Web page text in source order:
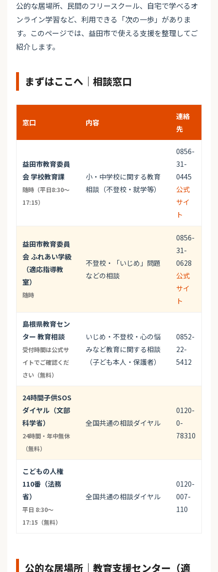
公的な居場所、民間のフリースクール、自宅で学べるオ
ンライン学習など、利用できる「次の一歩」がありま
す。このページでは、益田市で使える支援を整理してご
紹介します。
まずはここへ｜相談窓口
窓口 内容
連絡
先
益田市教育委員
会 学校教育課
随時（平日8:30〜
17:15）
小・中学校に関する教育
相談（不登校・就学等）
0856-
31-
0445
公式
サイ
ト
益田市教育委員
会 ふれあい学級
（適応指導教
室）
随時
不登校・「いじめ」問題
などの相談
0856-
31-
0628
公式
サイ
ト
島根県教育セン
ター 教育相談
受付時間は公式サ
イトでご確認くだ
さい（無料）
いじめ・不登校・心の悩
みなど教育に関する相談
（子ども本人・保護者）
0852-
22-
5412
24時間子供SOS
ダイヤル（文部
科学省）
24時間・年中無休
（無料）
全国共通の相談ダイヤル
0120-
0-
78310
こどもの人権
110番（法務
省）
平日 8:30〜
17:15（無料）
全国共通の相談ダイヤル
0120-
007-
110
公的な居場所｜教育支援センター（適